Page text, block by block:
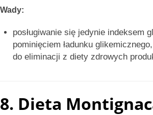
Wady:
posługiwanie się jedynie indeksem
pominięciem ładunku
do eliminacji z diety zdrowych
8. Dieta